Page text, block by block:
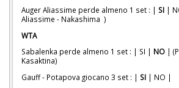
Auger Aliassime perde almeno 1 set : | SI |
Aliassime - Nakashima )
WTA
Sabalenka perde almeno 1 set : | SI | NO |
Kasaktina)
Gauff - Potapova giocano 3 set : | SI | NO |